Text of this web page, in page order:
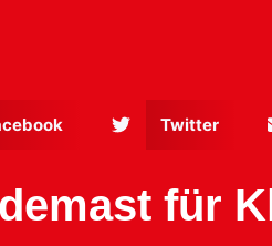
Twitter
für